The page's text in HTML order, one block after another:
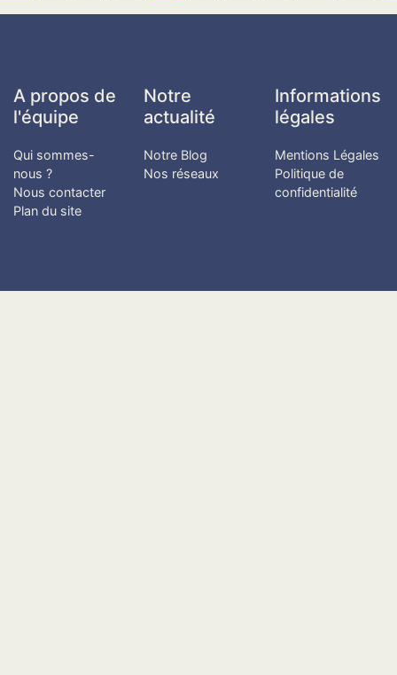
A propos de
l'équipe
Qui sommes-
nous ?
Nous contacter
Plan du site
Notre
actualité
Notre Blog
Nos réseaux
Informations
légales
Mentions Légales
Politique de
confidentialité